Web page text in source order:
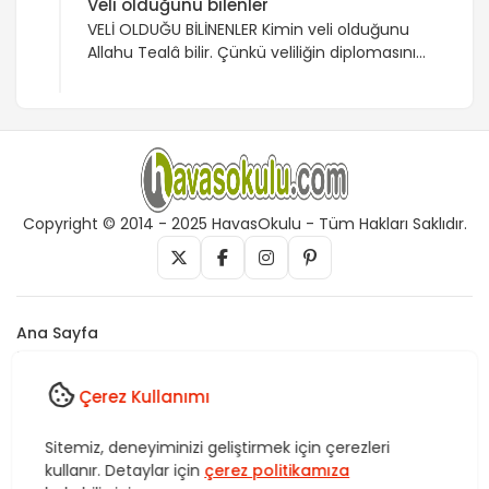
Veli olduğunu bilenler
VELİ OLDUĞU BİLİNENLER Kimin veli olduğunu
Allahu Tealâ bilir. Çünkü veliliğin diplomasını
Yüce Allah’ı sever. Bunlara “muhib” denir. Bazı
müminleri ise Yüce Allah sever, onlara da
“mahbub” denir. Mahbub, Allah’ın sevgilisi
demektir. Allah sevdiklerinin gönlünü […]
Copyright © 2014 - 2025 HavasOkulu - Tüm Hakları Saklıdır.
Ana Sayfa
Künye
Rüya yorumları, istihare uygulamaları, Tasavvuf. HavasOkulu,
Sitemiz bünyesindeki içerikleri izinsiz kullananlar hakkında T.C.K
Çerez Kullanımı
Sitemiz, deneyiminizi geliştirmek için çerezleri
kullanır. Detaylar için çerez politikamıza